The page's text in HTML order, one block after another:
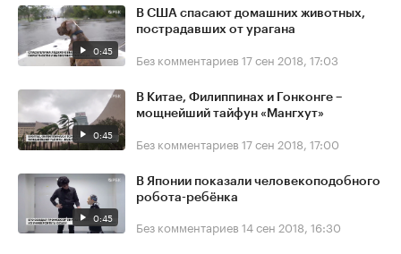
0:45
В США спасают домашних животных,
пострадавших от урагана
Без комментариев 17 сен 2018, 17:03
0:45
В Китае, Филиппинах и Гонконге –
мощнейший тайфун «Мангхут»
Без комментариев 17 сен 2018, 17:00
0:45
В Японии показали человекоподобного
робота-ребёнка
Без комментариев 14 сен 2018, 16:30